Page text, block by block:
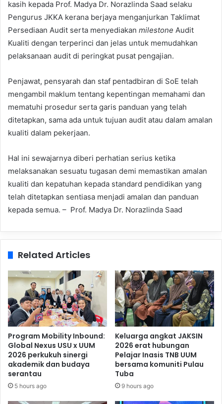
kasih kepada Prof. Madya Dr. Norazlinda Saad selaku
Pengurus JKKA kerana berjaya menganjurkan Taklimat
Persediaan Audit serta menyediakan milestone Audit
Kualiti dengan terperinci dan jelas untuk memudahkan
pelaksanaan audit di peringkat pusat pengajian.
Penjawat, pensyarah dan staf pentadbiran di SoE telah
mengambil maklum tentang kepentingan memahami dan
mematuhi prosedur serta garis panduan yang telah
ditetapkan, sama ada untuk tujuan audit atau dalam amalan
kualiti dalam pekerjaan.
Hal ini sewajarnya diberi perhatian serius ketika
melaksanakan sesuatu tugasan demi memastikan amalan
kualiti dan kepatuhan kepada standard pendidikan yang
telah ditetapkan sentiasa menjadi amalan dan panduan
kepada semua. – Prof. Madya Dr. Norazlinda Saad
Related Articles
Program Mobility Inbound:
Global Nexus USU x UUM
2026 perkukuh sinergi
akademik dan budaya
serantau
5 hours ago
Keluarga angkat JAKSIN
2026 erat hubungan
Pelajar Inasis TNB UUM
bersama komuniti Pulau
Tuba
9 hours ago